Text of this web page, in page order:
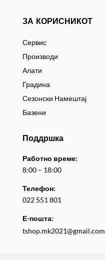
ЗА КОРИСНИКОТ
Сервис
Производи
Алати
Градина
Сезонски Намештај
Базени
Поддршка
Работно време:
8:00 – 18:00
Телефон:
022 551 801
Е-пошта:
tshop.mk2021@gmail.com